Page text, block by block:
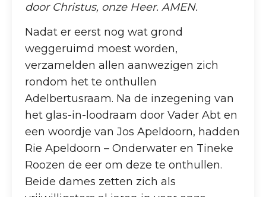
door Christus, onze Heer. AMEN.
Nadat er eerst nog wat grond
weggeruimd moest worden,
verzamelden allen aanwezigen zich
rondom het te onthullen
Adelbertusraam. Na de inzegening van
het glas-in-loodraam door Vader Abt en
een woordje van Jos Apeldoorn, hadden
Rie Apeldoorn – Onderwater en Tineke
Roozen de eer om deze te onthullen.
Beide dames zetten zich als